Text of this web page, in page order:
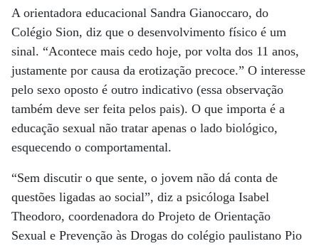
A orientadora educacional Sandra Gianoccaro, do
Colégio Sion, diz que o desenvolvimento físico é um
sinal. “Acontece mais cedo hoje, por volta dos 11 anos,
justamente por causa da erotização precoce.” O interesse
pelo sexo oposto é outro indicativo (essa observação
também deve ser feita pelos pais). O que importa é a
educação sexual não tratar apenas o lado biológico,
esquecendo o comportamental.
“Sem discutir o que sente, o jovem não dá conta de
questões ligadas ao social”, diz a psicóloga Isabel
Theodoro, coordenadora do Projeto de Orientação
Sexual e Prevenção às Drogas do colégio paulistano Pio